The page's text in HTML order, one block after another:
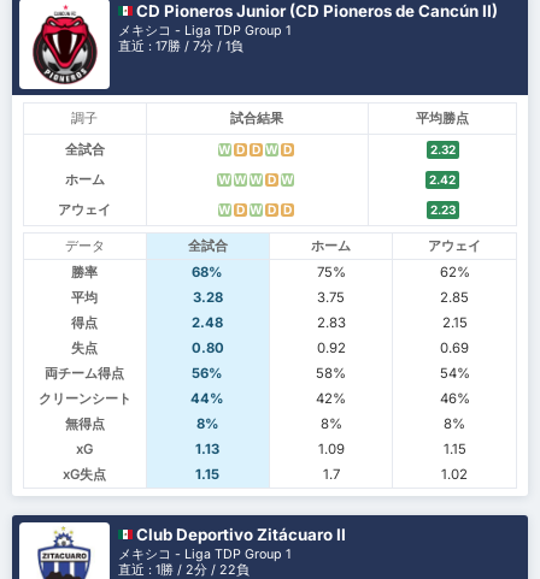
CD Pioneros Junior (CD Pioneros de Cancún II)
メキシコ - Liga TDP Group 1
直近 : 17勝 / 7分 / 1負
調子 試合結果
平均勝点
全試合
W D D W D 2.32
ホーム W WW D W 2.42
アウェイ W D W D D 2.23
データ 全試合 ホーム
アウェイ
勝率
68% 75%
62%
平均
3.28 3.75
2.85
得点
2.48 2.83
2.15
失点
0.80 0.92
0.69
両チーム得点
56% 58%
54%
クリーンシート
44% 42%
46%
無得点
8% 8%
8%
xG
1.13 1.09
1.15
xG失点
1.15 1.7 1.02
Club Deportivo Zitácuaro II
メキシコ - Liga TDP Group 1
直近 : 1勝 / 2分 / 22負